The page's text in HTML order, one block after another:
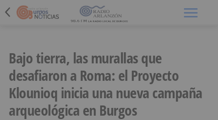
Bajo tierra, las murallas que
desafiaron a Roma: el Proyecto
Klounioq inicia una nueva campaña
arqueológica en Burgos